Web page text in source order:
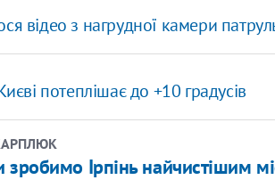
відео з нагрудної камери
потеплішає до +10 градусів
зробимо Ірпінь найчистішим